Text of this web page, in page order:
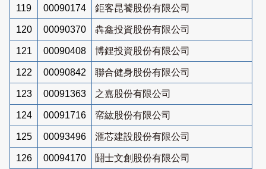
119 00090174 鉅客昆饕股份有限公司
120 00090370 犇鑫投資股份有限公司
121 00090408 博鋰投資股份有限公司
122 00090842 聯合健身股份有限公司
123 00091363 之嘉股份有限公司
124 00091716 帟紘股份有限公司
125 00093496 滙芯建設股份有限公司
126 00094170 鬪士文創股份有限公司